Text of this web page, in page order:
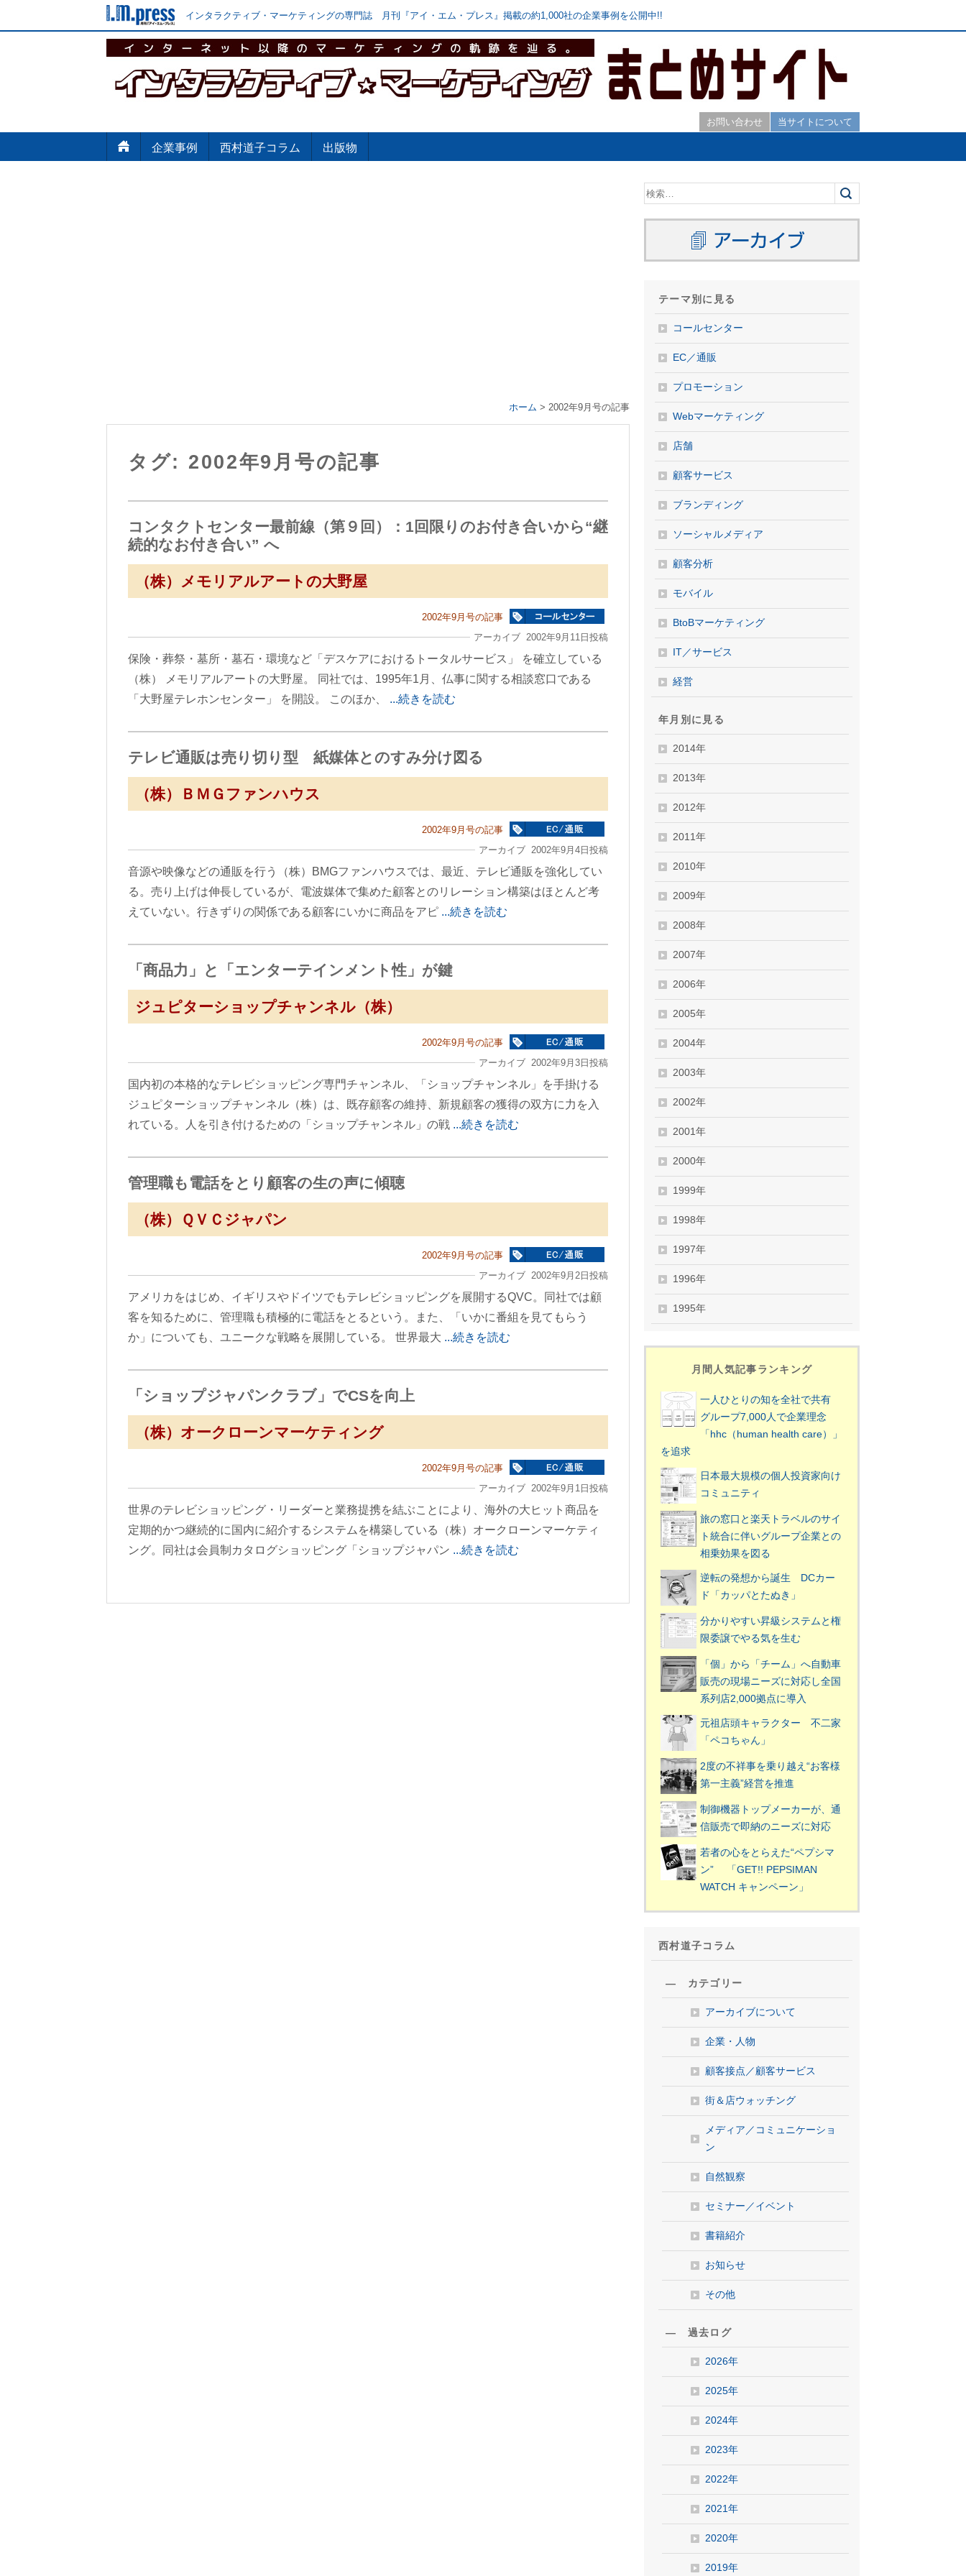
インタラクティブ・マーケティングの専門誌 月刊『アイ・エム・プレス』掲載の約1,000社の企業事例を公開中!!
お問い合わせ 当サイトについて
企業事例 西村道子コラム 出版物
ホーム > 2002年9月号の記事
タグ: 2002年9月号の記事
コンタクトセンター最前線（第９回）：1回限りのお付き合いから“継
続的なお付き合い” へ
（株）メモリアルアートの大野屋
2002年9月号の記事
アーカイブ 2002年9月11日投稿
保険・葬祭・墓所・墓石・環境など「デスケアにおけるトータルサービス」 を確立している
（株） メモリアルアートの大野屋。 同社では、1995年1月、仏事に関する相談窓口である
「大野屋テレホンセンター」 を開設。 このほか、 ...続きを読む
テレビ通販は売り切り型 紙媒体とのすみ分け図る
（株）ＢＭＧファンハウス
2002年9月号の記事
アーカイブ 2002年9月4日投稿
音源や映像などの通販を行う（株）BMGファンハウスでは、最近、テレビ通販を強化してい
る。売り上げは伸長しているが、電波媒体で集めた顧客とのリレーション構築はほとんど考
えていない。行きずりの関係である顧客にいかに商品をアピ ...続きを読む
「商品力」と「エンターテインメント性」が鍵
ジュピターショップチャンネル（株）
2002年9月号の記事
アーカイブ 2002年9月3日投稿
国内初の本格的なテレビショッピング専門チャンネル、「ショップチャンネル」を手掛ける
ジュピターショップチャンネル（株）は、既存顧客の維持、新規顧客の獲得の双方に力を入
れている。人を引き付けるための「ショップチャンネル」の戦 ...続きを読む
管理職も電話をとり顧客の生の声に傾聴
（株）ＱＶＣジャパン
2002年9月号の記事
アーカイブ 2002年9月2日投稿
アメリカをはじめ、イギリスやドイツでもテレビショッピングを展開するQVC。同社では顧
客を知るために、管理職も積極的に電話をとるという。また、「いかに番組を見てもらう
か」についても、ユニークな戦略を展開している。 世界最大 ...続きを読む
「ショップジャパンクラブ」でCSを向上
（株）オークローンマーケティング
2002年9月号の記事
アーカイブ 2002年9月1日投稿
世界のテレビショッピング・リーダーと業務提携を結ぶことにより、海外の大ヒット商品を
定期的かつ継続的に国内に紹介するシステムを構築している（株）オークローンマーケティ
ング。同社は会員制カタログショッピング「ショップジャパン ...続きを読む
テーマ別に見る
コールセンター
EC／通販
プロモーション
Webマーケティング
店舗
顧客サービス
ブランディング
ソーシャルメディア
顧客分析
モバイル
BtoBマーケティング
IT／サービス
経営
年月別に見る
2014年
2013年
2012年
2011年
2010年
2009年
2008年
2007年
2006年
2005年
2004年
2003年
2002年
2001年
2000年
1999年
1998年
1997年
1996年
1995年
月間人気記事ランキング
一人ひとりの知を全社で共有
グループ7,000人で企業理念
「hhc（human health care）」
を追求
日本最大規模の個人投資家向け
コミュニティ
旅の窓口と楽天トラベルのサイ
ト統合に伴いグループ企業との
相乗効果を図る
逆転の発想から誕生 DCカー
ド「カッパとたぬき」
分かりやすい昇級システムと権
限委譲でやる気を生む
「個」から「チーム」へ自動車
販売の現場ニーズに対応し全国
系列店2,000拠点に導入
元祖店頭キャラクター 不二家
「ペコちゃん」
2度の不祥事を乗り越え“お客様
第一主義”経営を推進
制御機器トップメーカーが、通
信販売で即納のニーズに対応
若者の心をとらえた“ペプシマ
ン” 「GET!! PEPSIMAN
WATCH キャンペーン」
西村道子コラム
― カテゴリー
アーカイブについて
企業・人物
顧客接点／顧客サービス
街＆店ウォッチング
メディア／コミュニケーショ
ン
自然観察
セミナー／イベント
書籍紹介
お知らせ
その他
― 過去ログ
2026年
2025年
2024年
2023年
2022年
2021年
2020年
2019年